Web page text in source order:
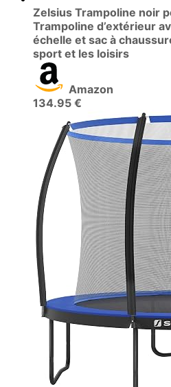
Zelsius Trampoline noir
Trampoline d’extérieur
échelle et sac à
sport et les loisirs
Amazon
134.95 €